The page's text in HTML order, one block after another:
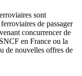
sont
de passager
concurrencer de
en France ou la
de nouvelles offres de